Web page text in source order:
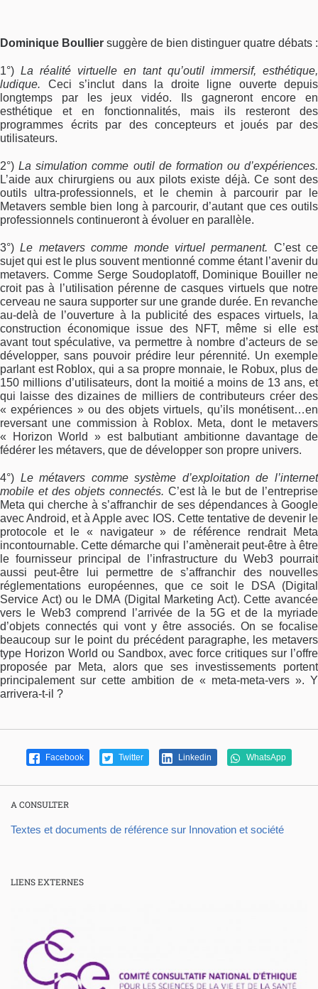
Dominique Boullier suggère de bien distinguer quatre débats :
1°) La réalité virtuelle en tant qu’outil immersif, esthétique,
ludique. Ceci s’inclut dans la droite ligne ouverte depuis
longtemps par les jeux vidéo. Ils gagneront encore en
esthétique et en fonctionnalités, mais ils resteront des
programmes écrits par des concepteurs et joués par des
utilisateurs.
2°)La simulation comme outil de formation ou d’expériences.
L’aide aux chirurgiens ou aux pilots existe déjà. Ce sont des
outils ultra-professionnels, et le chemin à parcourir par le
Metavers semble bien long à parcourir, d’autant que ces outils
professionnels continueront à évoluer en parallèle.
3°)Le metavers comme monde virtuel permanent. C’est ce
sujet qui est le plus souvent mentionné comme étant l’avenir du
metavers. Comme Serge Soudoplatoff, Dominique Bouiller ne
croit pas à l’utilisation pérenne de casques virtuels que notre
cerveau ne saura supporter sur une grande durée. En revanche
au-delà de l’ouverture à la publicité des espaces virtuels, la
construction économique issue des NFT, même si elle est
avant tout spéculative, va permettre à nombre d’acteurs de se
développer, sans pouvoir prédire leur pérennité. Un exemple
parlant est Roblox, qui a sa propre monnaie, le Robux, plus de
150 millions d’utilisateurs, dont la moitié a moins de 13 ans, et
qui laisse des dizaines de milliers de contributeurs créer des
« expériences » ou des objets virtuels, qu’ils monétisent…en
reversant une commission à Roblox. Meta, dont le metavers
« Horizon World » est balbutiant ambitionne davantage de
fédérer les métavers, que de développer son propre univers.
4°) Le métavers comme système d’exploitation de l’internet
mobile et des objets connectés. C’est là le but de l’entreprise
Meta qui cherche à s’affranchir de ses dépendances à Google
avec Android, et à Apple avec IOS. Cette tentative de devenir le
protocole et le « navigateur » de référence rendrait Meta
incontournable. Cette démarche qui l’amènerait peut-être à être
le fournisseur principal de l’infrastructure du Web3 pourrait
aussi peut-être lui permettre de s’affranchir des nouvelles
réglementations européennes, que ce soit le DSA (Digital
Service Act) ou le DMA (Digital Marketing Act). Cette avancée
vers le Web3 comprend l’arrivée de la 5G et de la myriade
d’objets connectés qui vont y être associés. On se focalise
beaucoup sur le point du précédent paragraphe, les metavers
type Horizon World ou Sandbox, avec force critiques sur l’offre
proposée par Meta, alors que ses investissements portent
principalement sur cette ambition de « meta-meta-vers ». Y
arrivera-t-il ?
Facebook Twitter Linkedin WhatsApp
A CONSULTER
Textes et documents de référence sur Innovation et société
LIENS EXTERNES